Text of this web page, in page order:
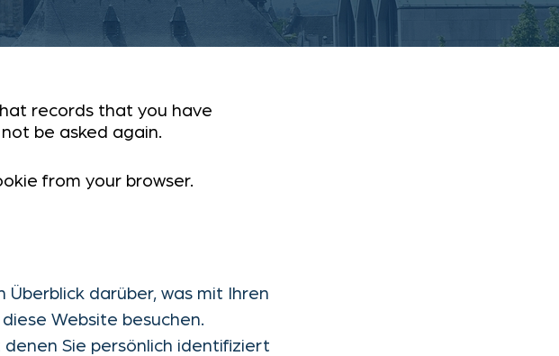
records that you have
be asked again.
from your browser.
darüber, was mit Ihren
Website besuchen.
Sie persönlich identifiziert